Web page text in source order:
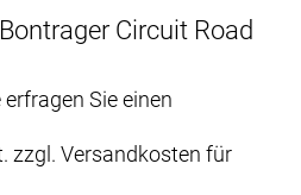
perfekt.
Series-Sohle aus Nylon-
eine konsistente
Touren.
Circuit Road
Sie einen
zzgl. Versandkosten für